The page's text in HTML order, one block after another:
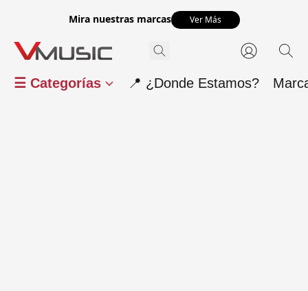
Mira nuestras marcas Ver Más
☰ Categorías 📍 ¿Donde Estamos?